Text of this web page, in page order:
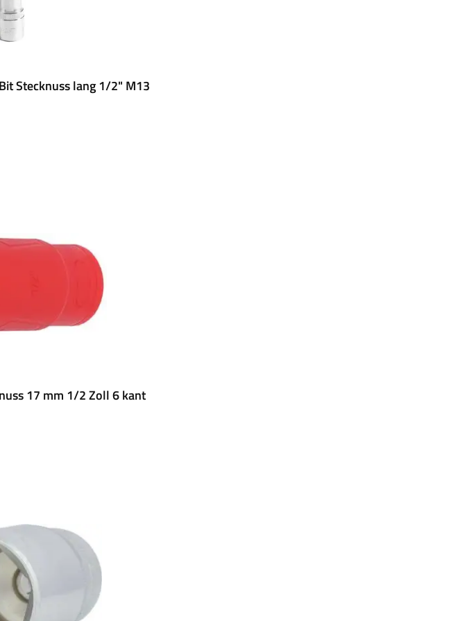
Stecknuss lang 1/2" M13
17 mm 1/2 Zoll 6 kant